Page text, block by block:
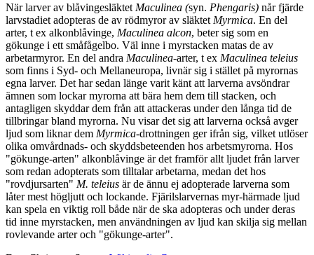
När larver av blåvingesläktet Maculinea (syn. Phengaris) når fjärde
larvstadiet adopteras de av rödmyror av släktet Myrmica. En del
arter, t ex alkonblåvinge, Maculinea alcon, beter sig som en
gökunge i ett småfågelbo. Väl inne i myrstacken matas de av
arbetarmyror. En del andra Maculinea-arter, t ex Maculinea teleius
som finns i Syd- och Mellaneuropa, livnär sig i stället på myrornas
egna larver. Det har sedan länge varit känt att larverna avsöndrar
ämnen som lockar myrorna att bära hem dem till stacken, och
antagligen skyddar dem från att attackeras under den långa tid de
tillbringar bland myrorna. Nu visar det sig att larverna också avger
ljud som liknar dem Myrmica-drottningen ger ifrån sig, vilket utlöser
olika omvårdnads- och skyddsbeteenden hos arbetsmyrorna. Hos
"gökunge-arten" alkonblåvinge är det framför allt ljudet från larver
som redan adopterats som tilltalar arbetarna, medan det hos
"rovdjursarten" M. teleius är de ännu ej adopterade larverna som
låter mest högljutt och lockande. Fjärilslarvernas myr-härmade ljud
kan spela en viktig roll både när de ska adopteras och under deras
tid inne myrstacken, men användningen av ljud kan skilja sig mellan
rovlevande arter och "gökunge-arter".